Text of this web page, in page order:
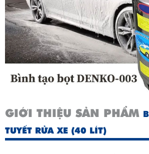
GIỚI THIỆU SẢN PHẨM
TUYẾT RỬA XE (40 LÍT)